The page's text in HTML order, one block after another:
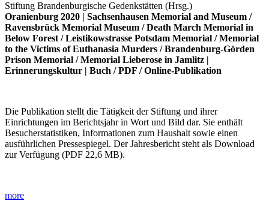
Stiftung Brandenburgische Gedenkstätten (Hrsg.)
Oranienburg 2020 | Sachsenhausen Memorial and Museum /
Ravensbrück Memorial Museum /Death March Memorial in
Below Forest/Leistikowstrasse Potsdam Memorial /Memorial
to the Victims of Euthanasia Murders /Brandenburg-Görden
Prison Memorial /Memorial Lieberose in Jamlitz |
Erinnerungskultur | Buch /PDF /Online-Publikation
Die Publikation stellt die Tätigkeit der Stiftung und ihrer
Einrichtungen im Berichtsjahr in Wort und Bild dar. Sie enthält
Besucherstatistiken, Informationen zum Haushalt sowie einen
ausführlichen Pressespiegel. Der Jahresbericht steht als Download
zur Verfügung (PDF 22,6 MB).
more